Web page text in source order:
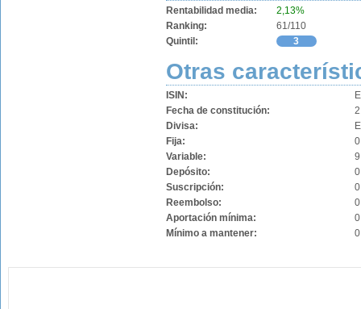
Rentabilidad media:
2,13%
Ranking:
61/110
Quintil:
3
Otras
ISIN:
Fecha de constitución:
Divisa:
Fija:
Variable:
Depósito:
Suscripción:
Reembolso:
Aportación mínima:
Mínimo a mantener: